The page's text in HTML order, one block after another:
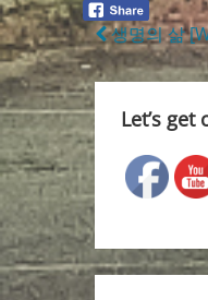
Post
생명의 삶
Let’s get